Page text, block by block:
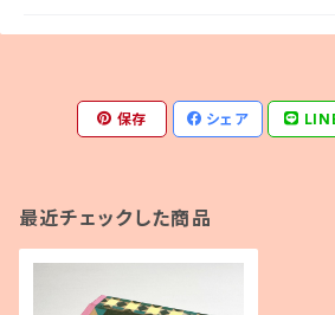
保存 シェア
最近チェックした商品